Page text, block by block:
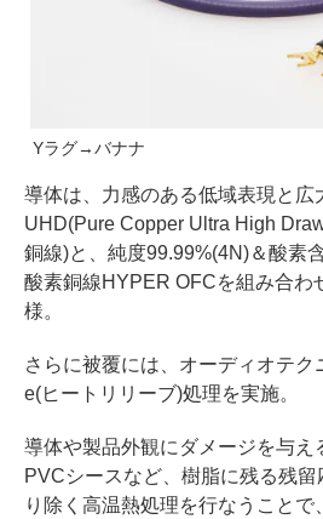
Yラグ→バナナ
導体は、力感のある低域表現と広
UHD(Pure Copper Ultra High
銅線)と、純度99.99%(4N)＆酸素
酸素銅線HYPER OFCを組み合わ
様。
さらに被覆には、オーディオテ
e(ヒートリリーブ)処理を実施。
導体や製品外観にダメージを与え
PVCシースなど、樹脂に残る残
り除く高温熱処理を行なうことで